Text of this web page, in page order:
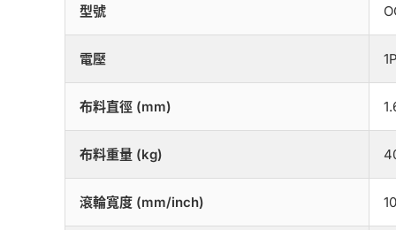
型號
電壓
布料直徑 (mm)
布料重量 (kg)
滾輪寬度 (mm/inch)